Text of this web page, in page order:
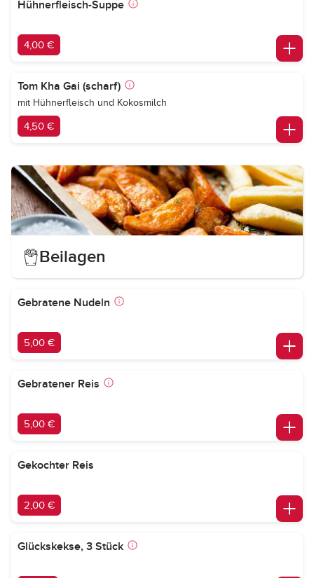
Hühnerfleisch-Suppe
4,00 €
Tom Kha Gai (scharf)
mit Hühnerfleisch und Kokosmilch
4,50 €
Beilagen
Gebratene Nudeln
5,00 €
Gebratener Reis
5,00 €
Gekochter Reis
2,00 €
Glückskekse, 3 Stück